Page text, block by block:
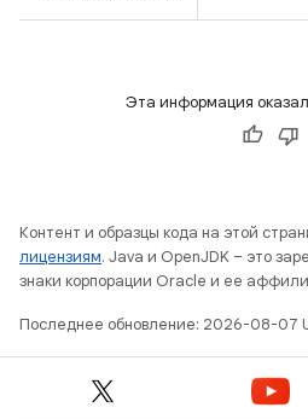
Эта информация
Контент и образцы кода на этой
лицензиям. Java и OpenJDK – это
знаки корпорации Oracle и ее
Последнее обновление: 2026-08-07